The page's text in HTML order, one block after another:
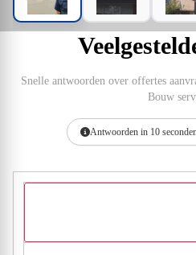
Snelle antwoorden over offertes
Bouw
Antwoorden in 10